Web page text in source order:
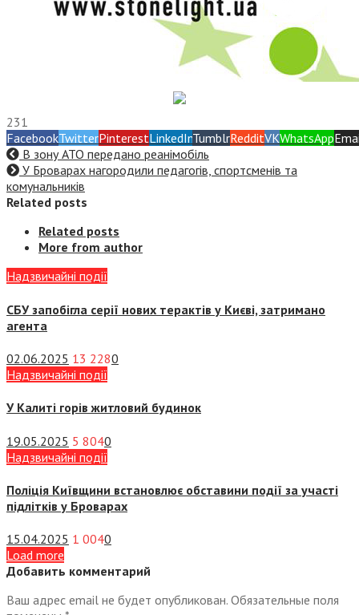
231
FacebookTwitterPinterestLinkedInTumblrRedditVKWhatsApp
В зону АТО передано реанімобіль
У Броварах нагородили педагогів, спортсменів та
комунальників
Related posts
Related posts
More from author
Надзвичайні події
СБУ запобігла серії нових терактів у Києві, затримано
агента
02.06.2025 13 2280
Надзвичайні події
У Калиті горів житловий будинок
19.05.2025 5 8040
Надзвичайні події
Поліція Київщини встановлює обставини події за участі
підлітків у Броварах
15.04.2025 1 0040
Load more
Добавить комментарий
Ваш адрес email не будет опубликован. Обязательные поля